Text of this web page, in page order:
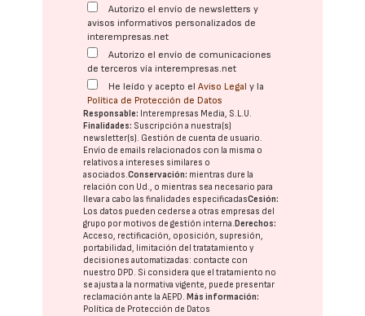
Autorizo el envío de newsletters y
avisos informativos personalizados de
interempresas.net
Autorizo el envío de comunicaciones
de terceros vía interempresas.net
He leído y acepto elAviso Legal y la
Política de Protección de Datos
Responsable: Interempresas Media, S.L.U.
Finalidades: Suscripción a nuestra(s)
newsletter(s). Gestión de cuenta de usuario.
Envío de emails relacionados con la misma o
relativos a intereses similares o
asociados.Conservación: mientras dure la
relación con Ud., o mientras sea necesario para
llevar a cabo las finalidades especificadasCesión:
Los datos pueden cederse a otras empresas del
grupo por motivos de gestión interna. Derechos:
Acceso, rectificación, oposición, supresión,
portabilidad, limitación del tratatamiento y
decisiones automatizadas: contacte con
nuestro DPD. Si considera que el tratamiento no
se ajusta a la normativa vigente, puede presentar
reclamación ante laAEPD. Más información:
Política de Protección de Datos